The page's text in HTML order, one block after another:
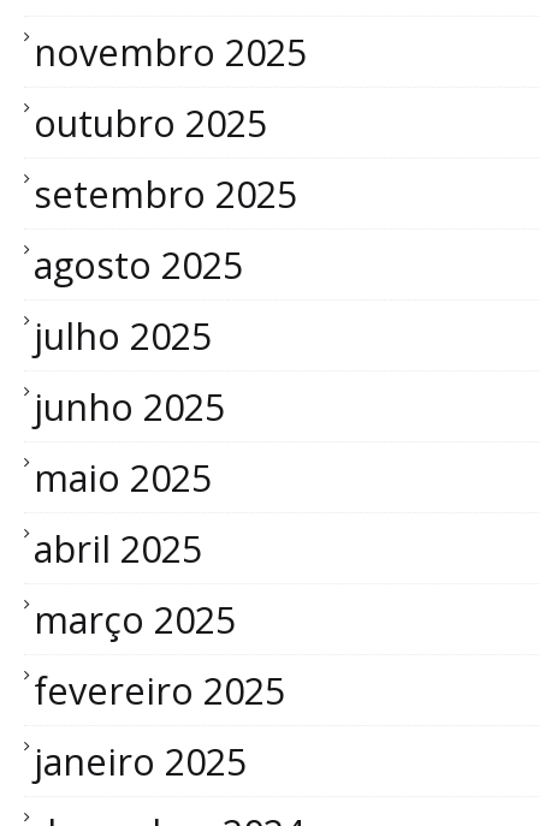
novembro 2025
outubro 2025
setembro 2025
agosto 2025
julho 2025
junho 2025
maio 2025
abril 2025
março 2025
fevereiro 2025
janeiro 2025